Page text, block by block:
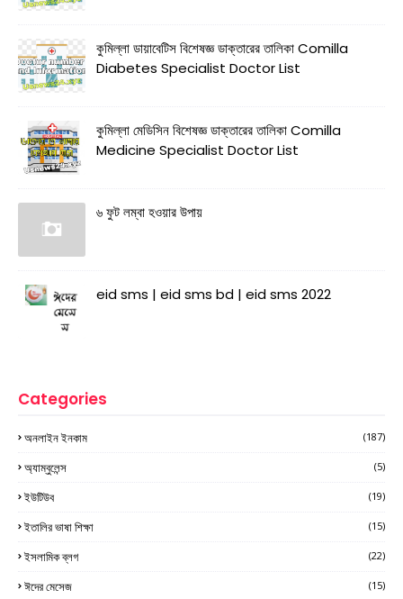
কুমিল্লা ডায়াবেটিস বিশেষজ্ঞ ডাক্তারের তালিকা Comilla
Diabetes Specialist Doctor List
কুমিল্লা মেডিসিন বিশেষজ্ঞ ডাক্তারের তালিকা Comilla
Medicine Specialist Doctor List
৬ ফুট লম্বা হওয়ার উপায়
eid sms | eid sms bd | eid sms 2022
Categories
অনলাইন ইনকাম (187)
অ্যাম্বুলেন্স (5)
ইউটিউব (19)
ইতালির ভাষা শিক্ষা (15)
ইসলামিক ব্লগ (22)
ঈদের মেসেজ (15)